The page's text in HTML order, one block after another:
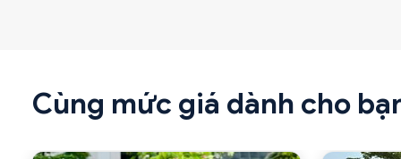
Cùng mức giá dành cho